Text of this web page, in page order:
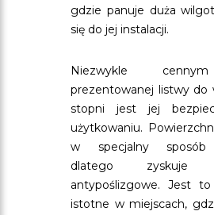
gdzie panuje duża
się do jej instalacji.
Niezwykle
prezentowanej listwy do
stopni jest jej
użytkowaniu.
w specjalny sposób
dlatego zyskuje
antypoślizgowe. Jest to
istotne w miejscach,